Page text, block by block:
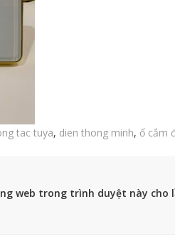
tac tuya, dien thong minh, ổ cắm
web trong trình duyệt này cho